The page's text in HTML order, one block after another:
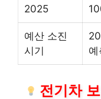
2025
예산 소진
시기
예
전기차